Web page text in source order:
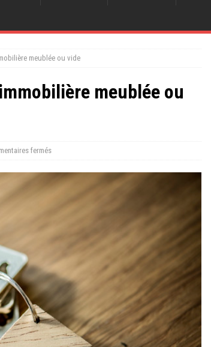
meublée ou vide
meublée ou
fermés